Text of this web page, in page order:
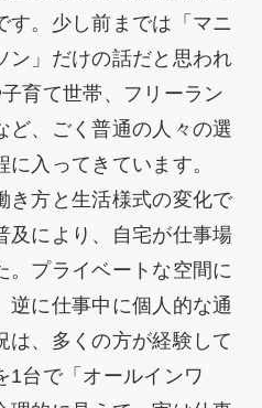
す。少し前までは「マニ
ン」だけの話だと思われ
育て世帯、フリーラン
ど、ごく普通の人々の選
入ってきています。
き方と生活様式の変化で
及により、自宅が仕事場
。プライベートな空間に
逆に仕事中に個人的な通
は、多くの方が経験して
1台で「オールインワ